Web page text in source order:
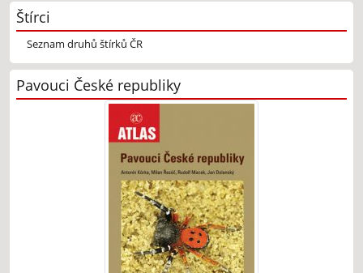
Štírci
Seznam druhů štírků ČR
Pavouci České republiky